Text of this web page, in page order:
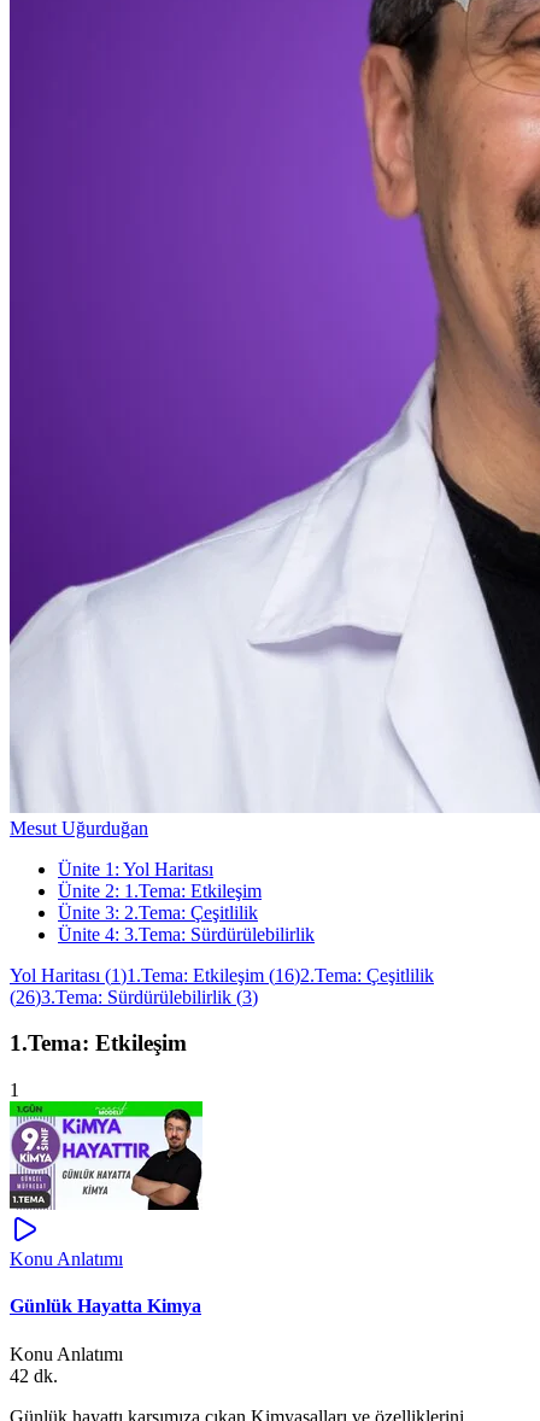
Mesut Uğurduğan
Ünite 1 : Yol Haritası
Ünite 2: 1.Tema: Etkileşim
Ünite 3: 2.Tema: Çeşitlilik
Ünite 4: 3.Tema: Sürdürülebilirlik
Yol Haritası (1)1.Tema: Etkileşim (16)2.Tema: Çeşitlilik
(26)3.Tema: Sürdürülebilirlik (3)
1.Tema: Etkileşim
1
Konu Anlatımı
Günlük Hayatta Kimya
Konu Anlatımı
42 dk.
Günlük hayattı karşımıza çıkan Kimyasalları ve özelliklerini